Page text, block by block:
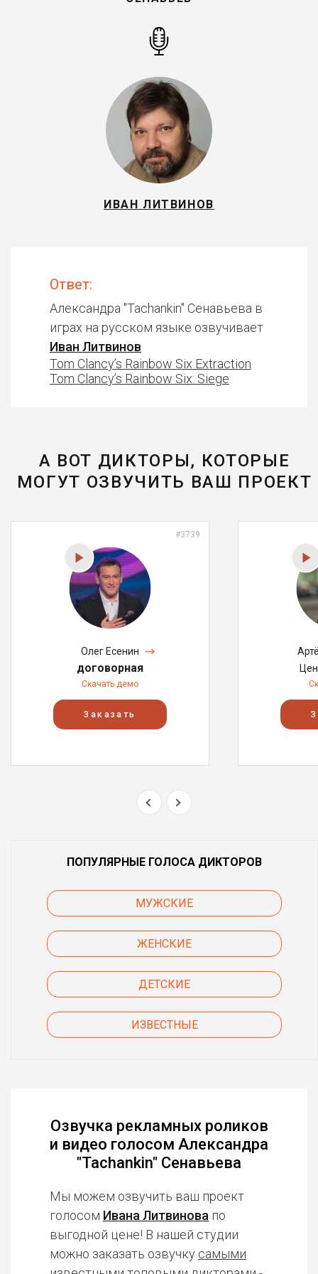
ИВАН ЛИТВИНОВ
Ответ:
Александра "Tachankin" Сенавьева в
играх на русском языке озвучивает
Иван Литвинов
Tom Clancy’s Rainbow Six Extraction
Tom Clancy’s Rainbow Six: Siege
А ВОТ ДИКТОРЫ, КОТОРЫЕ
МОГУТ ОЗВУЧИТЬ ВАШ ПРОЕКТ
#3739
Олег Есенин
договорная
Скачать демо
Заказать
ПОПУЛЯРНЫЕ ГОЛОСА ДИКТОРОВ
МУЖСКИЕ
ЖЕНСКИЕ
ДЕТСКИЕ
ИЗВЕСТНЫЕ
Озвучка рекламных роликов
и видео голосом Александра
"Tachankin" Сенавьева
Мы можем озвучить ваш проект
голосом Ивана Литвинова по
выгодной цене! В нашей студии
можно заказать озвучку самыми